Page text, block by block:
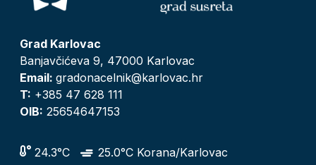
Grad Karlovac
Banjavčićeva 9, 47000 Karlovac
Email: gradonacelnik@karlovac.hr
T: +385 47 628 111
OIB: 25654647153
24.3°C
25.0°C Korana/Karlovac